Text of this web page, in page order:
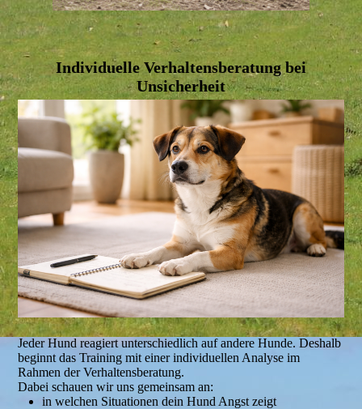
Individuelle Verhaltensberatung bei
Unsicherheit
Jeder Hund reagiert unterschiedlich auf andere Hunde. Deshalb
beginnt das Training mit einer individuellen Analyse im
Rahmen der Verhaltensberatung.
Dabei schauen wir uns gemeinsam an:
in welchen Situationen dein Hund Angst zeigt